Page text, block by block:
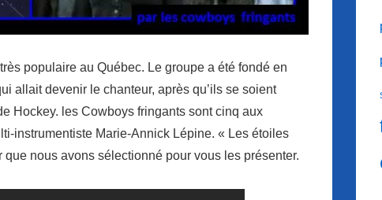
populaire au Québec. Le groupe a été fondé en
allait devenir le chanteur, après qu’ils se soient
Hockey. les Cowboys fringants sont cinq aux
instrumentiste Marie-Annick Lépine. « Les étoiles
nous avons sélectionné pour vous les présenter.